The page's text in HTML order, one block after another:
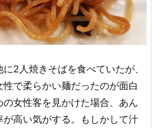
2人焼きそばを食べていたが、
で柔らかい麺だったのが面白
女性客を見かけた場合、あん
高い気がする。もしかして汁